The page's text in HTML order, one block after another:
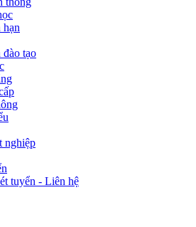
hạn
tạo
nghiệp
tuyển - Liên hệ